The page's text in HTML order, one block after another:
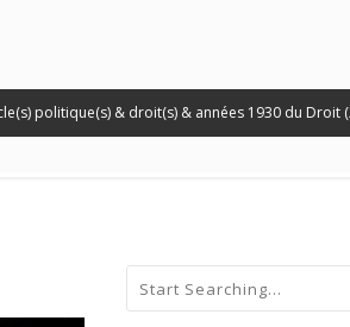
politique(s) & droit(s) & années 1930 du Droit